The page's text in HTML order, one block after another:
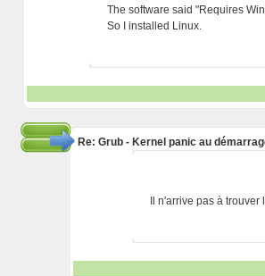
The software said "Requires
So I installed Linux.
Re: Grub - Kernel panic au
Il n'arrive pas à